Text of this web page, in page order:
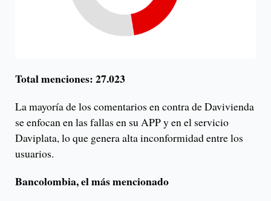
Total menciones: 27.023
La mayoría de los comentarios en contra de Davivienda
se enfocan en las fallas en su APP y en el servicio
Daviplata, lo que genera alta inconformidad entre los
usuarios.
Bancolombia, el más mencionado